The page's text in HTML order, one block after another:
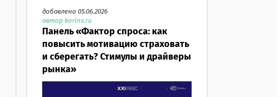
добавлено 05.06.2026
автор korins.ru
Панель «Фактор спроса: как
повысить мотивацию страховать
и сберегать? Стимулы и драйверы
рынка»